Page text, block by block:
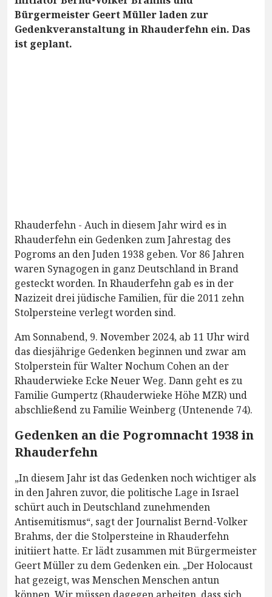
Bürgermeister Geert Müller laden zur
Gedenkveranstaltung in Rhauderfehn ein. Das
ist geplant.
Rhauderfehn - Auch in diesem Jahr wird es in
Rhauderfehn ein Gedenken zum Jahrestag des
Pogroms an den Juden 1938 geben. Vor 86 Jahren
waren Synagogen in ganz Deutschland in Brand
gesteckt worden. In Rhauderfehn gab es in der
Nazizeit drei jüdische Familien, für die 2011 zehn
Stolpersteine verlegt worden sind.
Am Sonnabend, 9. November 2024, ab 11 Uhr wird
das diesjährige Gedenken beginnen und zwar am
Stolperstein für Walter Nochum Cohen an der
Rhauderwieke Ecke Neuer Weg. Dann geht es zu
Familie Gumpertz (Rhauderwieke Höhe MZR) und
abschließend zu Familie Weinberg (Untenende 74).
Gedenken an die Pogromnacht 1938 in
Rhauderfehn
„In diesem Jahr ist das Gedenken noch wichtiger als
in den Jahren zuvor, die politische Lage in Israel
schürt auch in Deutschland zunehmenden
Antisemitismus“, sagt der Journalist Bernd-Volker
Brahms, der die Stolpersteine in Rhauderfehn
initiiert hatte. Er lädt zusammen mit Bürgermeister
Geert Müller zu dem Gedenken ein. „Der Holocaust
hat gezeigt, was Menschen Menschen antun